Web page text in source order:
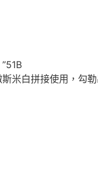
米白拼接使用，勾